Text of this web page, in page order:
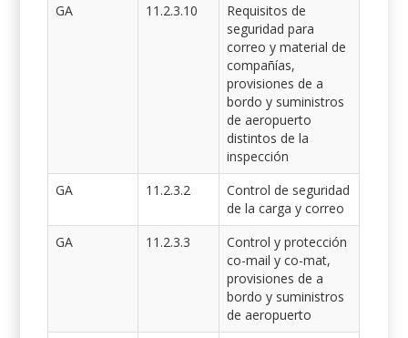
GA
11.2.3.10
Requisitos de
seguridad para
correo y material de
compañías,
provisiones de a
bordo y suministros
de aeropuerto
distintos de la
inspección
GA
11.2.3.2
Control de seguridad
de la carga y correo
GA
11.2.3.3
Control y protección
co-mail y co-mat,
provisiones de a
bordo y suministros
de aeropuerto